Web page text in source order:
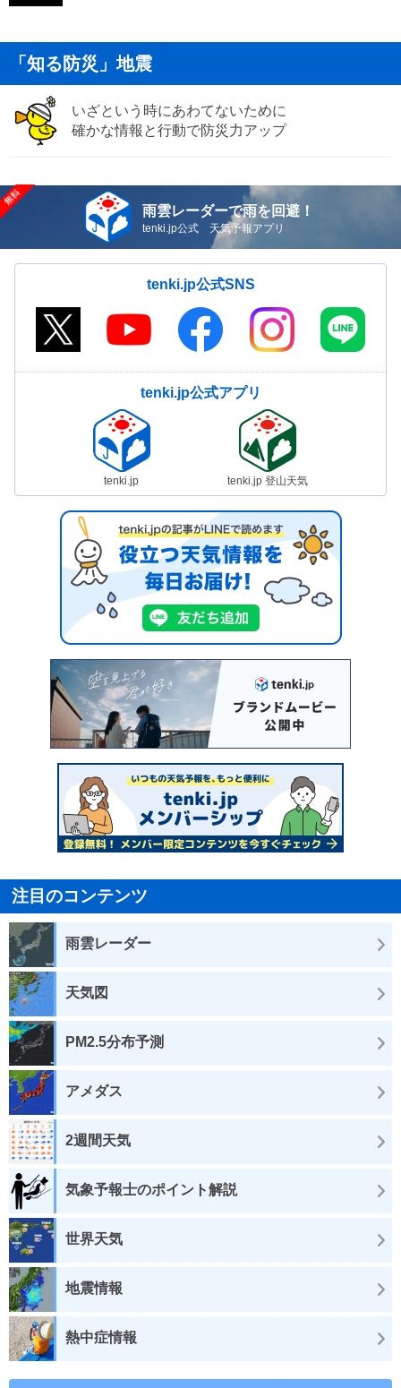
「知る防災」地震
いざという時にあわてないために
確かな情報と行動で防災力アップ
雨雲レーダーで雨を回避！
tenki.jp公式 天気予報アプリ
tenki.jp公式SNS
tenki.jp公式アプリ
tenki.jp tenki.jp 登山天気
注目のコンテンツ
雨雲レーダー
天気図
PM2.5分布予測
アメダス
2週間天気
気象予報士のポイント解説
世界天気
地震情報
熱中症情報